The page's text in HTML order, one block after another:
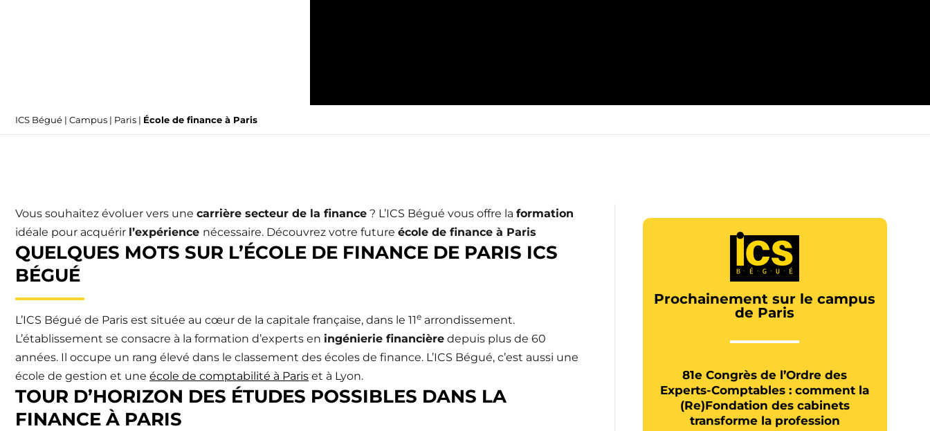
ICS Bégué | Campus | Paris | École de finance à Paris
Vous souhaitez évoluer vers une carrière secteur de la finance ? L’ICS Bégué vous offre la formation
idéale pour acquérir l’expérience nécessaire. Découvrez votre future école de finance à Paris
QUELQUES MOTS SUR L’ÉCOLE DE FINANCE DE PARIS ICS
BÉGUÉ
L’ICS Bégué de Paris est située au cœur de la capitale française, dans le 11e arrondissement.
L’établissement se consacre à la formation d’experts en ingénierie financière depuis plus de 60
années. Il occupe un rang élevé dans le classement des écoles de finance. L’ICS Bégué, c’est aussi une
école de gestion et une école de comptabilité à Paris et à Lyon.
TOUR D’HORIZON DES ÉTUDES POSSIBLES DANS LA
FINANCE À PARIS
Prochainement sur le campus
de Paris
81e Congrès de l’Ordre des
Experts-Comptables : comment la
(Re)Fondation des cabinets
transforme la profession